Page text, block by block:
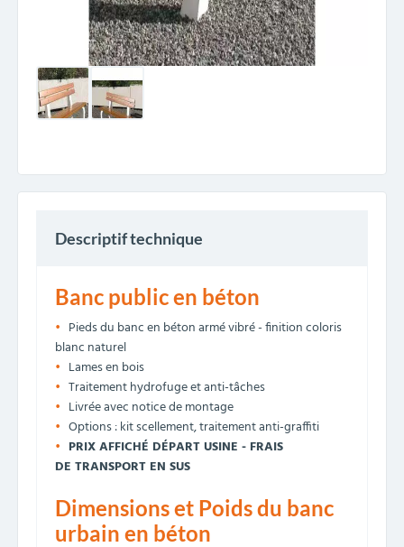
Descriptif technique
Banc public en béton
Pieds du banc en béton armé vibré - finition coloris
blanc naturel
Lames en bois
Traitement hydrofuge et anti-tâches
Livrée avec notice de montage
Options : kit scellement, traitement anti-graffiti
PRIX AFFICHÉ DÉPART USINE - FRAIS
DE TRANSPORT EN SUS
Dimensions et Poids du banc
urbain en béton